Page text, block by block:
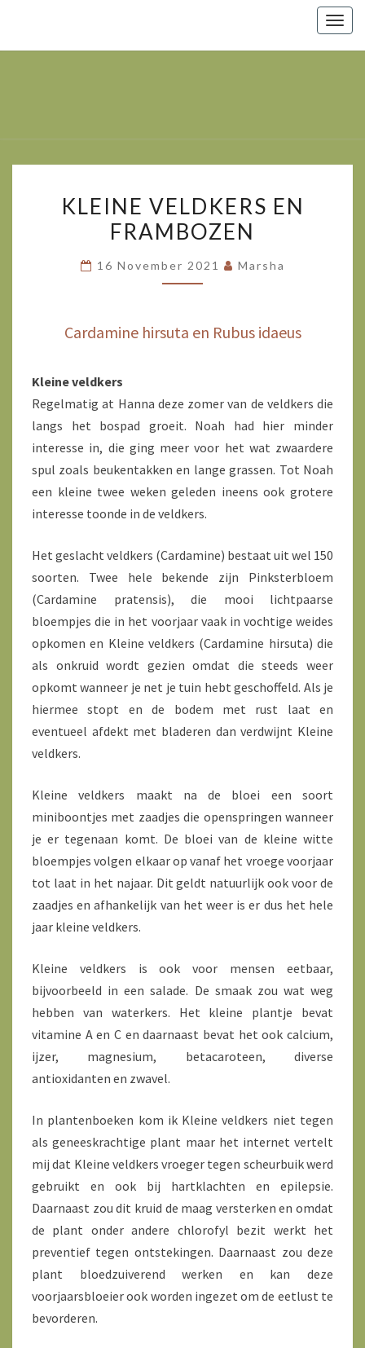
VELDKERS
EN
KLEINE VELDKERS EN
FRAMBOZEN
16 November 2021 Marsha
Cardamine hirsuta en Rubus idaeus
Kleine veldkers
Regelmatig at Hanna deze zomer van de veldkers die
langs het bospad groeit. Noah had hier minder
interesse in, die ging meer voor het wat zwaardere
spul zoals beukentakken en lange grassen. Tot Noah
een kleine twee weken geleden ineens ook grotere
interesse toonde in de veldkers.
Het geslacht veldkers (Cardamine) bestaat uit wel 150
soorten. Twee hele bekende zijn Pinksterbloem
(Cardamine pratensis), die mooi lichtpaarse
bloempjes die in het voorjaar vaak in vochtige weides
opkomen en Kleine veldkers (Cardamine hirsuta) die
als onkruid wordt gezien omdat die steeds weer
opkomt wanneer je net je tuin hebt geschoffeld. Als je
hiermee stopt en de bodem met rust laat en
eventueel afdekt met bladeren dan verdwijnt Kleine
veldkers.
Kleine veldkers maakt na de bloei een soort
miniboontjes met zaadjes die openspringen wanneer
je er tegenaan komt. De bloei van de kleine witte
bloempjes volgen elkaar op vanaf het vroege voorjaar
tot laat in het najaar. Dit geldt natuurlijk ook voor de
zaadjes en afhankelijk van het weer is er dus het hele
jaar kleine veldkers.
Kleine veldkers is ook voor mensen eetbaar,
bijvoorbeeld in een salade. De smaak zou wat weg
hebben van waterkers. Het kleine plantje bevat
vitamine A en C en daarnaast bevat het ook calcium,
ijzer, magnesium, betacaroteen, diverse
antioxidanten en zwavel.
In plantenboeken kom ik Kleine veldkers niet tegen
als geneeskrachtige plant maar het internet vertelt
mij dat Kleine veldkers vroeger tegen scheurbuik werd
gebruikt en ook bij hartklachten en epilepsie.
Daarnaast zou dit kruid de maag versterken en omdat
de plant onder andere chlorofyl bezit werkt het
preventief tegen ontstekingen. Daarnaast zou deze
plant bloedzuiverend werken en kan deze
voorjaarsbloeier ook worden ingezet om de eetlust te
bevorderen.